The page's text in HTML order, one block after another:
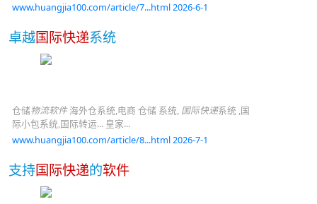
www.huangjia100.com/article/7...html 2026-6-1
卓越国际快递系统
仓储物流软件海外仓系统,电商 仓储 系统, 国际快递系统 ,国
际小包系统,国际转运... 皇家...
www.huangjia100.com/article/8...html 2026-7-1
支持国际快递的软件